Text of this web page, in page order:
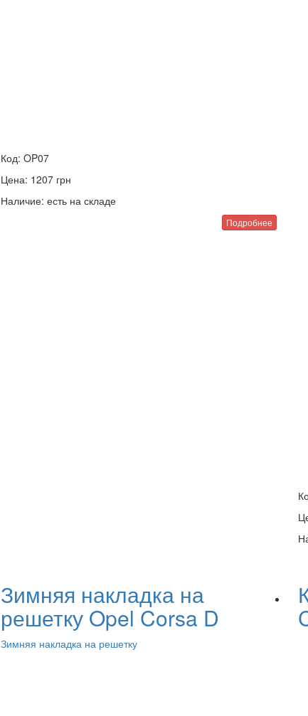
Код: OP07
Цена: 1207 грн
Наличие: есть на складе
Подробнее
Зимняя накладка на
решетку Opel Corsa D
Зимняя накладка на решетку